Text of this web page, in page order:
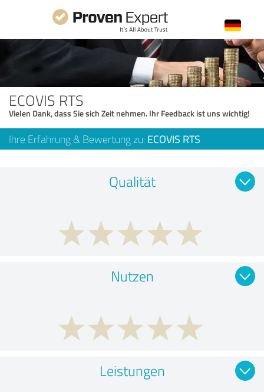
ECOVIS RTS
Vielen Dank, dass Sie sich Zeit nehmen. Ihr Feedback ist uns wichtig!
Ihre Erfahrung & Bewertung zu: ECOVIS RTS
Qualität
Nutzen
Leistungen